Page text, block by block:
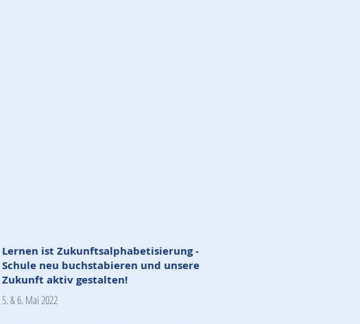
Lernen ist Zukunftsalphabetisierung -
Schule neu buchstabieren und unsere
Zukunft aktiv gestalten!
5. & 6. Mai 2022